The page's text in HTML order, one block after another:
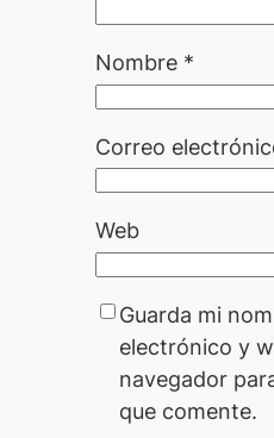
Nombre *
Correo
Web
Guarda mi
electrónico y
navegador
que comente.